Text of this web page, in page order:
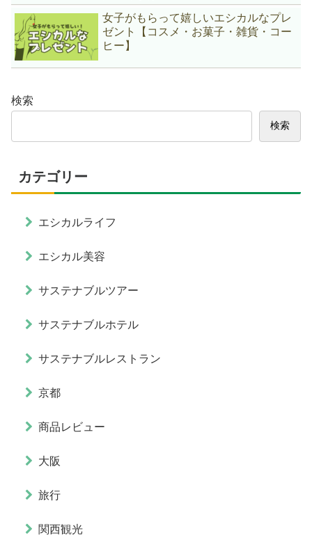
女子がもらって嬉しいエシカルなプレ
ゼント【コスメ・お菓子・雑貨・コー
ヒー】
検索
検索
カテゴリー
エシカルライフ
エシカル美容
サステナブルツアー
サステナブルホテル
サステナブルレストラン
京都
商品レビュー
大阪
旅行
関西観光